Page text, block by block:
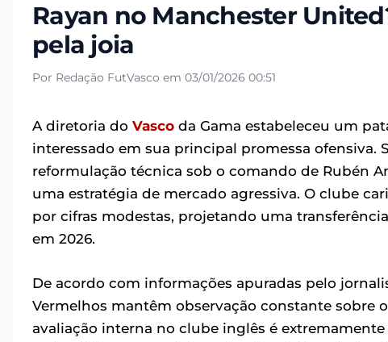
Rayan no Manchester
pela joia
Por Redação FutVasco em 03/01/2026 00:51
A diretoria do Vasco da Gama estabeleceu um
interessado em sua principal promessa ofensiva.
reformulação técnica sob o comando de Rubén
uma estratégia de mercado agressiva. O clube
por cifras modestas, projetando uma
em 2026.
De acordo com informações apuradas pelo
Vermelhos mantêm observação constante sobre
avaliação interna no clube inglês é